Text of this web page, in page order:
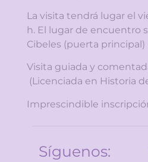
La visita tendrá lugar el
h. El lugar de encuentro
Cibeles (puerta principal)
Visita guiada y
(Licenciada en Historia
Imprescindible
Síguenos: